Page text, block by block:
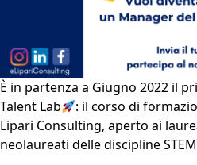
È in partenza a Giugno 2022 il
Talent Lab
: il corso di
Lipari Consulting, aperto ai
neolaureati delle discipline